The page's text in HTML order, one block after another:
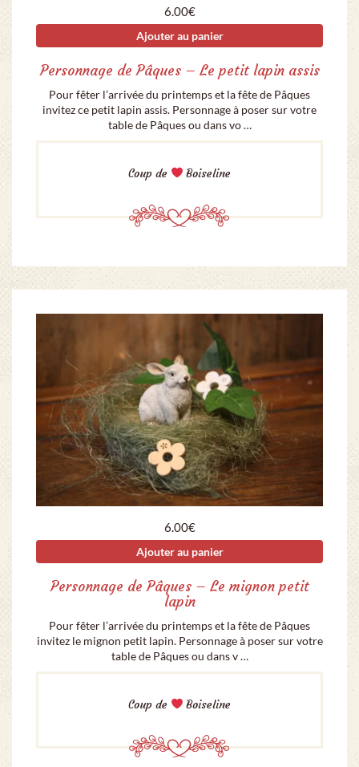
6.00€
Ajouter au panier
Personnage de Pâques – Le petit lapin assis
Pour fêter l’arrivée du printemps et la fête de Pâques
invitez ce petit lapin assis. Personnage à poser sur votre
table de Pâques ou dans vo …
Coup de Boiseline
6.00€
Ajouter au panier
Personnage de Pâques – Le mignon petit
lapin
Pour fêter l’arrivée du printemps et la fête de Pâques
invitez le mignon petit lapin. Personnage à poser sur votre
table de Pâques ou dans v …
Coup de Boiseline